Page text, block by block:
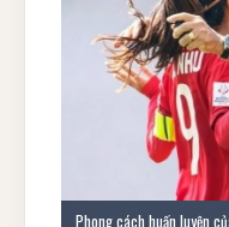
Phong cách huấn luyện